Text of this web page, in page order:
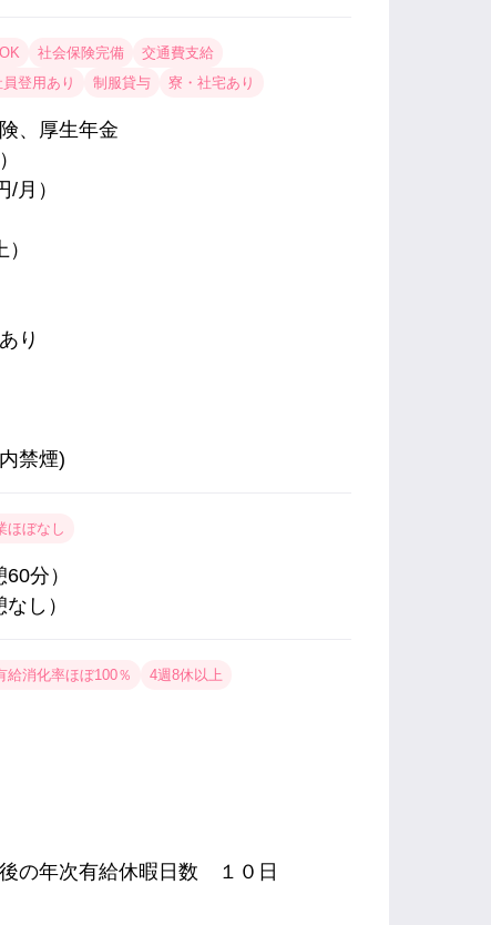
社会保険完備
交通費支給
員登用あり 制服貸与 寮・社宅あり
、厚生年金
月）
り
禁煙)
ほぼなし
分）
し）
給消化率ほぼ100％
4週8休以上
の年次有給休暇日数 １０日